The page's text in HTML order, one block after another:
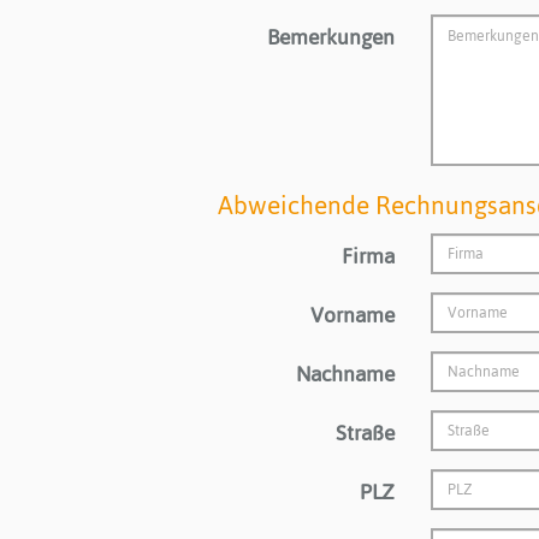
Bemerkungen
Abweichende
Firma
Vorname
Nachname
Straße
PLZ